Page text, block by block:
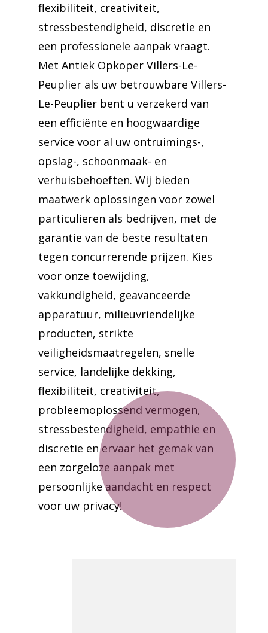
flexibiliteit, creativiteit,
stressbestendigheid, discretie en
een professionele aanpak vraagt.
Met Antiek Opkoper Villers-Le-
Peuplier als uw betrouwbare Villers-
Le-Peuplier bent u verzekerd van
een efficiënte en hoogwaardige
service voor al uw ontruimings-,
opslag-, schoonmaak- en
verhuisbehoeften. Wij bieden
maatwerk oplossingen voor zowel
particulieren als bedrijven, met de
garantie van de beste resultaten
tegen concurrerende prijzen. Kies
voor onze toewijding,
vakkundigheid, geavanceerde
apparatuur, milieuvriendelijke
producten, strikte
veiligheidsmaatregelen, snelle
service, landelijke dekking,
flexibiliteit, creativiteit,
probleemoplossend vermogen,
stressbestendigheid, empathie en
discretie en ervaar het gemak van
een zorgeloze aanpak met
persoonlijke aandacht en respect
voor uw privacy!